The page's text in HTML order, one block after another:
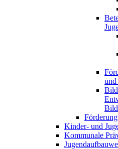
Kinder- und
Kommunale